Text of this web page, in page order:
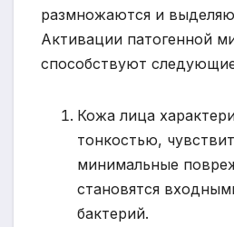
размножаются и
Активации патогенной
способствуют
Кожа лица
тонкостью,
минимальные
становятся
бактерий.